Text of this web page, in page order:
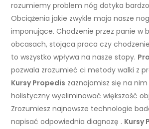
rozumiemy problem nóg dotyka
Obciążenia jakie zwykle maja nasze
imponujące. Chodzenie przez panie w
obcasach, stojąca praca czy
to wszystko wpływa na nasze stopy.
pozwala zrozumieć ci metody walki z
Kursy Propedis zaznajomisz się na
holistyczny wyeliminować większość
Zrozumiesz najnowsze technologie
napisać odpowiednia diagnozę . Kursy